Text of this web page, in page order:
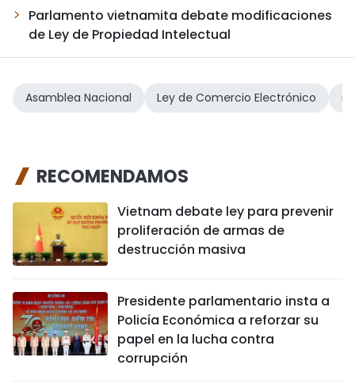
Parlamento vietnamita debate modificaciones
de Ley de Propiedad Intelectual
Asamblea Nacional Ley de Comercio Electrónico
RECOMENDAMOS
Vietnam debate ley para prevenir
proliferación de armas de
destrucción masiva
Presidente parlamentario insta a
Policía Económica a reforzar su
papel en la lucha contra
corrupción